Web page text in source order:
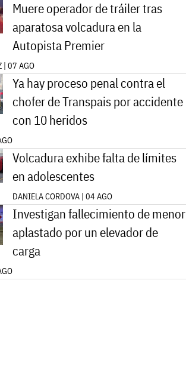
Muere operador de tráiler tras
aparatosa volcadura en la
Autopista Premier
| 07 AGO
Ya hay proceso penal contra el
chofer de Transpais por accidente
con 10 heridos
Volcadura exhibe falta de límites
en adolescentes
DANIELA CORDOVA | 04 AGO
Investigan fallecimiento de menor
aplastado por un elevador de
carga